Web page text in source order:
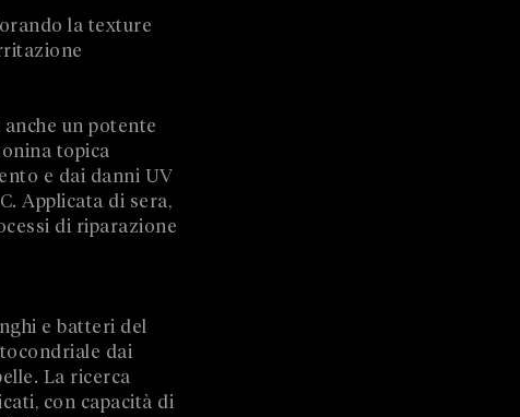
la texture
un potente
topica
e dai danni UV
Applicata di sera,
di riparazione
e batteri del
dai
La ricerca
con capacità di